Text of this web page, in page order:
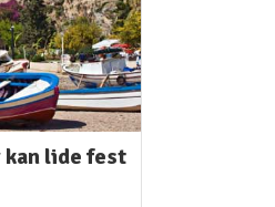
kan lide fest